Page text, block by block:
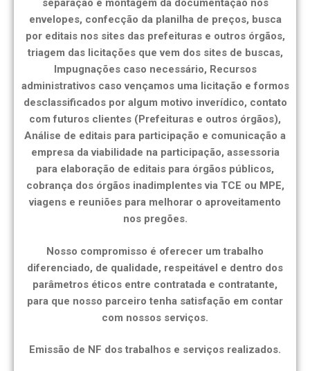
separação e montagem da documentação nos
envelopes, confecção da planilha de preços, busca
por editais nos sites das prefeituras e outros órgãos,
triagem das licitações que vem dos sites de buscas,
Impugnações caso necessário, Recursos
administrativos caso vençamos uma licitação e formos
desclassificados por algum motivo inverídico, contato
com futuros clientes (Prefeituras e outros órgãos),
Análise de editais para participação e comunicação a
empresa da viabilidade na participação, assessoria
para elaboração de editais para órgãos públicos,
cobrança dos órgãos inadimplentes via TCE ou MPE,
viagens e reuniões para melhorar o aproveitamento
nos pregões.
Nosso compromisso é oferecer um trabalho
diferenciado, de qualidade, respeitável e dentro dos
parâmetros éticos entre contratada e contratante,
para que nosso parceiro tenha satisfação em contar
com nossos serviços.
Emissão de NF dos trabalhos e serviços realizados.